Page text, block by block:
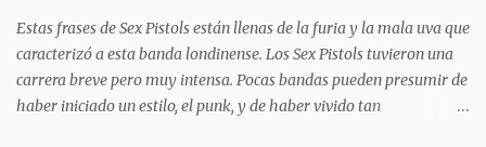
errados. Leito Lencinas, Gonzalo Muñoz y Emanuel...
Estas frases de Sex Pistols están llenas de la furia y la mala uva que
caracterizó a esta banda londinense. Los Sex Pistols tuvieron una
carrera breve pero muy intensa. Pocas bandas pueden presumir de
haber iniciado un estilo, el punk, y de haber vivido tan